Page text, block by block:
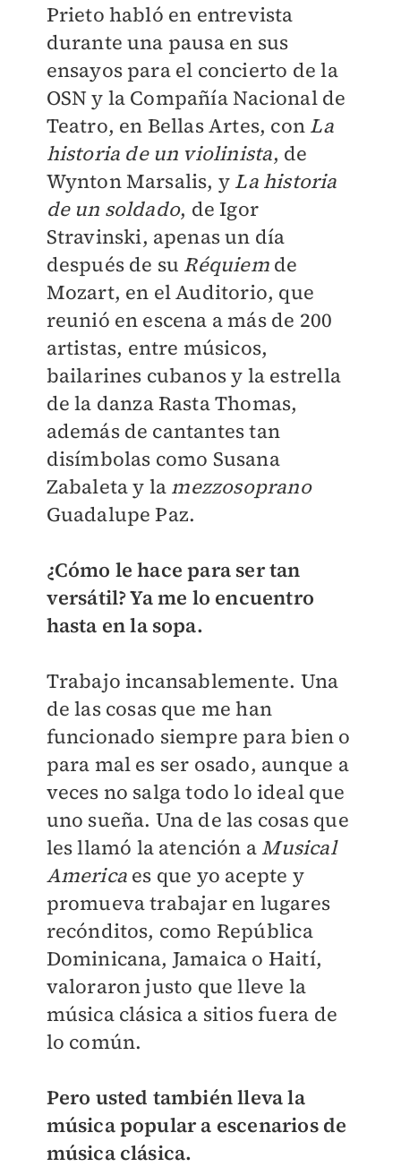
Prieto habló en entrevista
durante una pausa en sus
ensayos para el concierto de la
OSN y la Compañía Nacional de
Teatro, en Bellas Artes, con La
historia de un violinista, de
Wynton Marsalis, y La historia
de un soldado, de Igor
Stravinski, apenas un día
después de su Réquiemde
Mozart, en el Auditorio, que
reunió en escena a más de 200
artistas, entre músicos,
bailarines cubanos y la estrella
de la danza Rasta Thomas,
además de cantantes tan
disímbolas como Susana
Zabaleta y la mezzosoprano
Guadalupe Paz.
¿Cómo le hace para ser tan
versátil? Ya me lo encuentro
hasta en la sopa.
Trabajo incansablemente. Una
de las cosas que me han
funcionado siempre para bien o
para mal es ser osado, aunque a
veces no salga todo lo ideal que
uno sueña. Una de las cosas que
les llamó la atención a Musical
Americaes que yo acepte y
promueva trabajar en lugares
recónditos, como República
Dominicana, Jamaica o Haití,
valoraron justo que lleve la
música clásica a sitios fuera de
lo común.
Pero usted también lleva la
música popular a escenarios de
música clásica.